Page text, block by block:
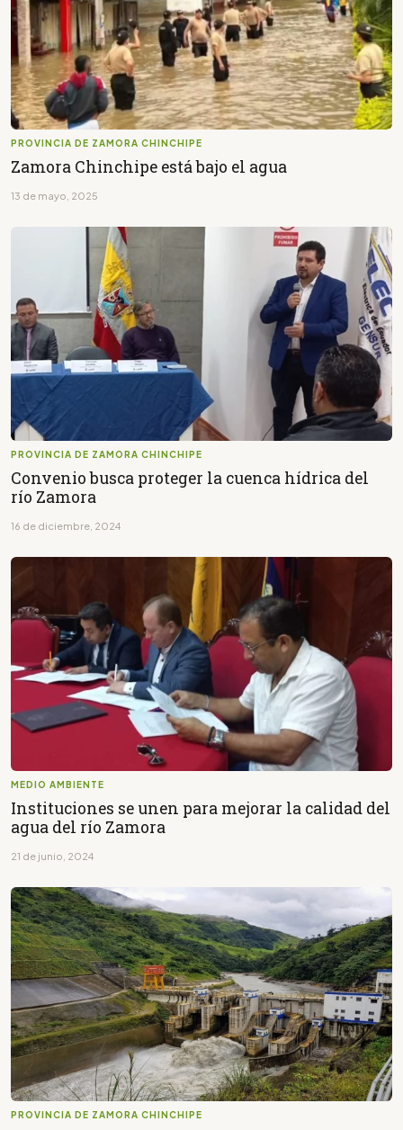
PROVINCIA DE ZAMORA CHINCHIPE
Zamora Chinchipe está bajo el agua
13 de mayo, 2025
PROVINCIA DE ZAMORA CHINCHIPE
Convenio busca proteger la cuenca hídrica del
río Zamora
16 de diciembre, 2024
MEDIO AMBIENTE
Instituciones se unen para mejorar la calidad del
agua del río Zamora
21 de junio, 2024
PROVINCIA DE ZAMORA CHINCHIPE